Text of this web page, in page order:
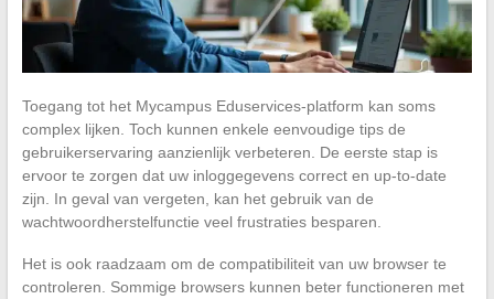
Toegang tot het Mycampus Eduservices-platform kan soms
complex lijken. Toch kunnen enkele eenvoudige tips de
gebruikerservaring aanzienlijk verbeteren. De eerste stap is
ervoor te zorgen dat uw inloggegevens correct en up-to-date
zijn. In geval van vergeten, kan het gebruik van de
wachtwoordherstelfunctie veel frustraties besparen.
Het is ook raadzaam om de compatibiliteit van uw browser te
controleren. Sommige browsers kunnen beter functioneren met